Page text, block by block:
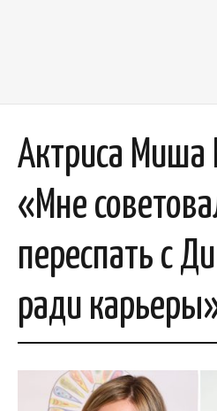
Актриса Миша
«Мне
переспать с
ради